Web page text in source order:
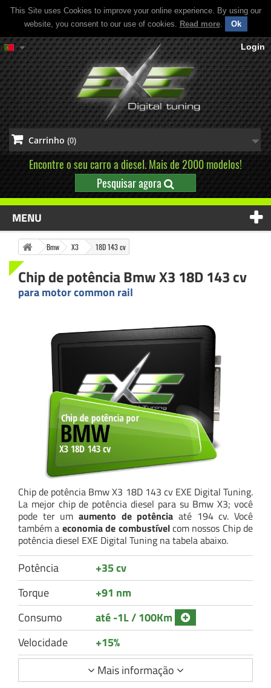
This Site uses Cookies to improve your online experience. By using our
website, you consent to our use of cookies. Read more. Ok
Login
Carrinho (0)
Encontre o seu carro a diesel. Mais de 2000 modelos!
Pesquisar agora
MENU
Bmw X3 18D 143 cv
Chip de potência Bmw X3 18D 143 cv
para motor common rail
Chip de potência Bmw X3 18D 143 cv EXE Digital Tuning.
La mejor chip de potência diesel para su Bmw X3; você
pode ter um aumento de potência até 194 cv. Você
também a economia de combustívelcom nossos Chip de
potência diesel EXE Digital Tuning na tabela abaixo.
Potência
+35 cv
Torque
+91 nm
Consumo
até -1L / 100Km
Velocidade
+15%
Mais informação